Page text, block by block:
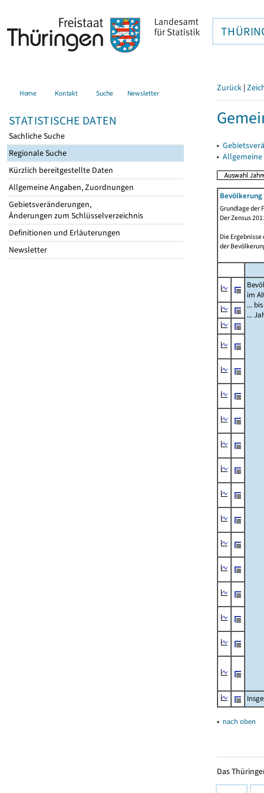
Home Kontakt Suche Newsletter
STATISTISCHE DATEN
Sachliche Suche
Regionale Suche
Kürzlich bereitgestellte Daten
Allgemeine Angaben, Zuordnungen
Gebietsveränderungen,
Änderungen zum Schlüsselverzeichnis
Definitionen und Erläuterungen
Newsletter
Zurück |
▸
▸
Grundlage der
Der Zensus
Die
der
im
...
...
▴ nach oben
Das